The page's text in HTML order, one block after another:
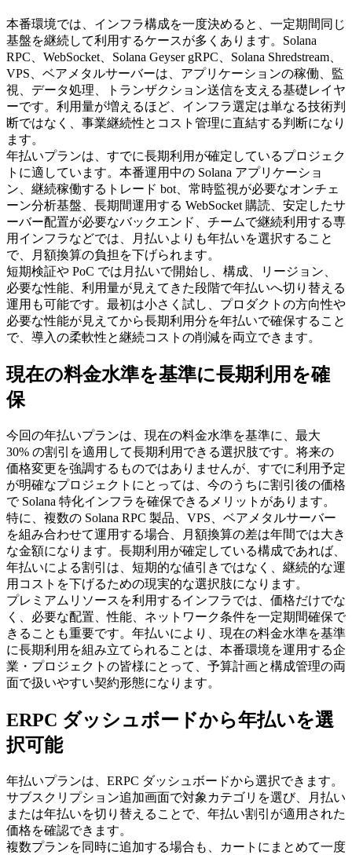
本番環境では、インフラ構成を一度決めると、一定期間同じ
基盤を継続して利用するケースが多くあります。Solana
RPC、WebSocket、Solana Geyser gRPC、Solana Shredstream、
VPS、ベアメタルサーバーは、アプリケーションの稼働、監
視、データ処理、トランザクション送信を支える基礎レイヤ
ーです。利用量が増えるほど、インフラ選定は単なる技術判
断ではなく、事業継続性とコスト管理に直結する判断になり
ます。
年払いプランは、すでに長期利用が確定しているプロジェク
トに適しています。本番運用中の Solana アプリケーショ
ン、継続稼働するトレード bot、常時監視が必要なオンチェ
ーン分析基盤、長期間運用する WebSocket 購読、安定したサ
ーバー配置が必要なバックエンド、チームで継続利用する専
用インフラなどでは、月払いよりも年払いを選択すること
で、月額換算の負担を下げられます。
短期検証や PoC では月払いで開始し、構成、リージョン、
必要な性能、利用量が見えてきた段階で年払いへ切り替える
運用も可能です。最初は小さく試し、プロダクトの方向性や
必要な性能が見えてから長期利用分を年払いで確保すること
で、導入の柔軟性と継続コストの削減を両立できます。
現在の料金水準を基準に長期利用を確
保
今回の年払いプランは、現在の料金水準を基準に、最大
30% の割引を適用して長期利用できる選択肢です。将来の
価格変更を強調するものではありませんが、すでに利用予定
が明確なプロジェクトにとっては、今のうちに割引後の価格
で Solana 特化インフラを確保できるメリットがあります。
特に、複数の Solana RPC 製品、VPS、ベアメタルサーバー
を組み合わせて運用する場合、月額換算の差は年間では大き
な金額になります。長期利用が確定している構成であれば、
年払いによる割引は、短期的な値引きではなく、継続的な運
用コストを下げるための現実的な選択肢になります。
プレミアムリソースを利用するインフラでは、価格だけでな
く、必要な配置、性能、ネットワーク条件を一定期間確保で
きることも重要です。年払いにより、現在の料金水準を基準
に長期利用を組み立てられることは、本番環境を運用する企
業・プロジェクトの皆様にとって、予算計画と構成管理の両
面で扱いやすい契約形態になります。
ERPC ダッシュボードから年払いを選
択可能
年払いプランは、ERPC ダッシュボードから選択できます。
サブスクリプション追加画面で対象カテゴリを選び、月払い
または年払いを切り替えることで、年払い割引が適用された
価格を確認できます。
複数プランを同時に追加する場合も、カートにまとめて一度